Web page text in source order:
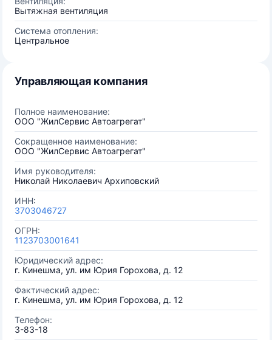
Вытяжная вентиляция
Система отопления:
Центральное
Управляющая компания
Полное наименование:
ООО "ЖилСервис Автоагрегат"
Сокращенное наименование:
ООО "ЖилСервис Автоагрегат"
Имя руководителя:
Николай Николаевич Архиповский
ИНН:
3703046727
ОГРН:
1123703001641
Юридический адрес:
г. Кинешма, ул. им Юрия Горохова, д. 12
Фактический адрес:
г. Кинешма, ул. им Юрия Горохова, д. 12
Телефон:
3-83-18